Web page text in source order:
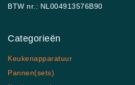
BTW nr.: NL004913576B90
Categorieën
Keukenapparatuur
Pannen(sets)